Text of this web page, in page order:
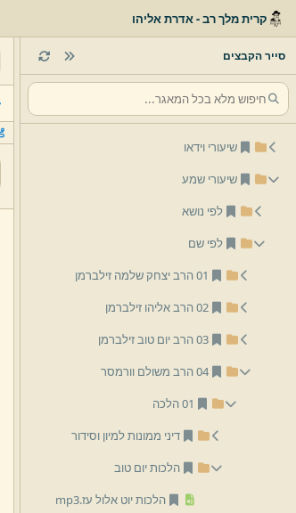
קרית מלך רב - אדרת אליהו
סייר הקבצים
שיעורי וידאו
שיעורי שמע
לפי נושא
לפי שם
01 הרב יצחק שלמה זילברמן
02 הרב אליהו זילברמן
03 הרב יום טוב זילברמן
04 הרב משולם וורמסר
01 הלכה
דיני ממונות למיון וסידור
הלכות יום טוב
הלכות יוט אלול עז.mp3